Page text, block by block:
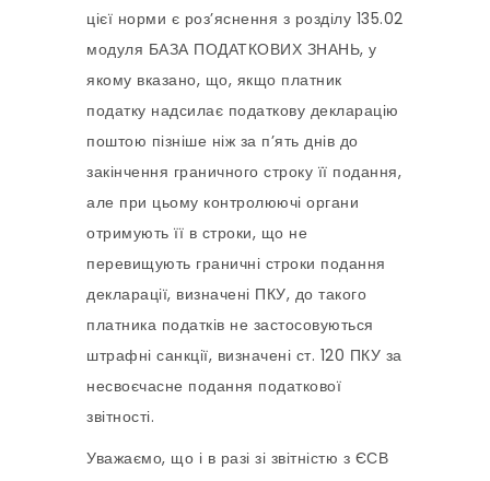
цієї норми є роз’яснення з розділу 135.02
модуля БАЗА ПОДАТКОВИХ ЗНАНЬ, у
якому вказано, що, якщо платник
податку надсилає податкову декларацію
поштою пізніше ніж за п’ять днів до
закінчення граничного строку її подання,
але при цьому контролюючі органи
отримують її в строки, що не
перевищують граничні строки подання
декларації, визначені ПКУ, до такого
платника податків не застосовуються
штрафні санкції, визначені ст. 120 ПКУ за
несвоєчасне подання податкової
звітності.
Уважаємо, що і в разі зі звітністю з ЄСВ